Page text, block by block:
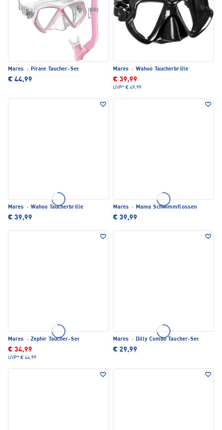
Mares · Pirate Taucher-Set
€ 44,99
Mares · Wahoo Taucherbrille
€ 39,99
UVP* € 49,99
Mares · Wahoo Taucherbrille
€ 39,99
Mares · Manta Schwimmflossen
€ 39,99
Mares · Zephir Taucher-Set
€ 34,99
UVP* € 44,99
Mares · Dilly Combo Taucher-Set
€ 29,99